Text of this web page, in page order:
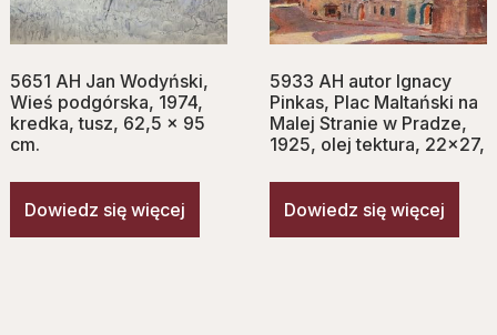
5651 AH Jan Wodyński,
Wieś podgórska, 1974,
kredka, tusz, 62,5 x 95
cm.
Dowiedz się więcej
5933 AH autor Ignacy
Pinkas, Plac Maltański na
Malej Stranie w Pradze,
1925, olej tektura, 22×27,
Dowiedz się więcej